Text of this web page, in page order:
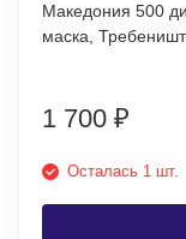
Македония 500
маска,
1 700 ₽
Осталась 1 шт.